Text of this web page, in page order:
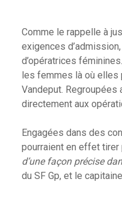
Comme le rappelle à
exigences
d’opératrices
les femmes là où elles
Vandeput. Regroupées
directement aux
Engagées dans des
pourraient en effet tirer
d’une façon précise
du SF Gp, et le